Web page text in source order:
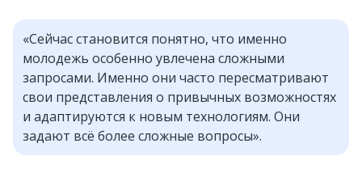
«Сейчас становится понятно, что именно
молодежь особенно увлечена сложными
запросами. Именно они часто пересматривают
свои представления о привычных возможностях
и адаптируются к новым технологиям. Они
задают всё более сложные вопросы».